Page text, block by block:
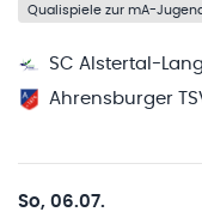
Qualispiele zur mA-
SC Alstertal-
Ahrensburger
So, 06.07.